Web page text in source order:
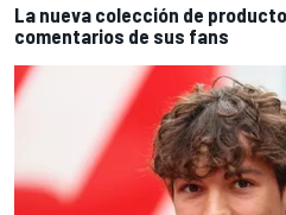
La nueva colección de
comentarios de sus fans